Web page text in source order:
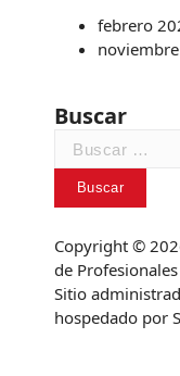
febrero
Buscar
Copyright ©
de
Sitio
hospedado por